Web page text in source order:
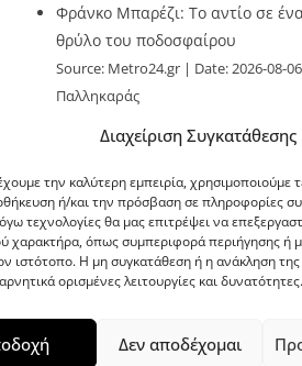
Διαχείριση Συγκατάθεσης
την καλύτερη εμπειρία, χρησιμοποιούμε
ή/και την πρόσβαση σε πληροφορίες
τεχνολογίες θα μας επιτρέψει να
χαρακτήρα, όπως συμπεριφορά περιήγησης ή
ιστότοπο. Η μη συγκατάθεση ή η ανάκληση
ορισμένες λειτουργίες και δυνατότητες.
Δεν αποδέχομαι
Φράνκο Μπαρέζι: Το αντίο σε
θρύλο του ποδοσφαίρου
Source: Metro24.gr Date: 2026-08-06
Παλληκαράς